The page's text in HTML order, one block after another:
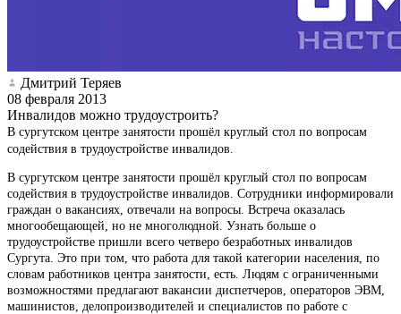
Дмитрий Теряев
08 февраля 2013
Инвалидов можно трудоустроить?
В сургутском центре занятости прошёл круглый стол по вопросам
содействия в трудоустройстве инвалидов.
В сургутском центре занятости прошёл круглый стол по вопросам
содействия в трудоустройстве инвалидов. Сотрудники информировали
граждан о вакансиях, отвечали на вопросы. Встреча оказалась
многообещающей, но не многолюдной. Узнать больше о
трудоустройстве пришли всего четверо безработных инвалидов
Сургута. Это при том, что работа для такой категории населения, по
словам работников центра занятости, есть. Людям с ограниченными
возможностями предлагают вакансии диспетчеров, операторов ЭВМ,
машинистов, делопроизводителей и специалистов по работе с